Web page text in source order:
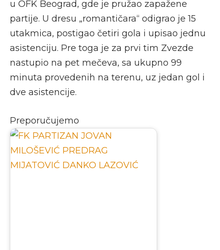
u OFK Beograd, gde je pružao zapažene
partije. U dresu „romantičara“ odigrao je 15
utakmica, postigao četiri gola i upisao jednu
asistenciju. Pre toga je za prvi tim Zvezde
nastupio na pet mečeva, sa ukupno 99
minuta provedenih na terenu, uz jedan gol i
dve asistencije.
Preporučujemo